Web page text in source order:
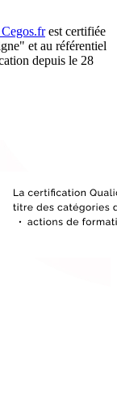
est certifiée
et au référentiel
depuis le 28